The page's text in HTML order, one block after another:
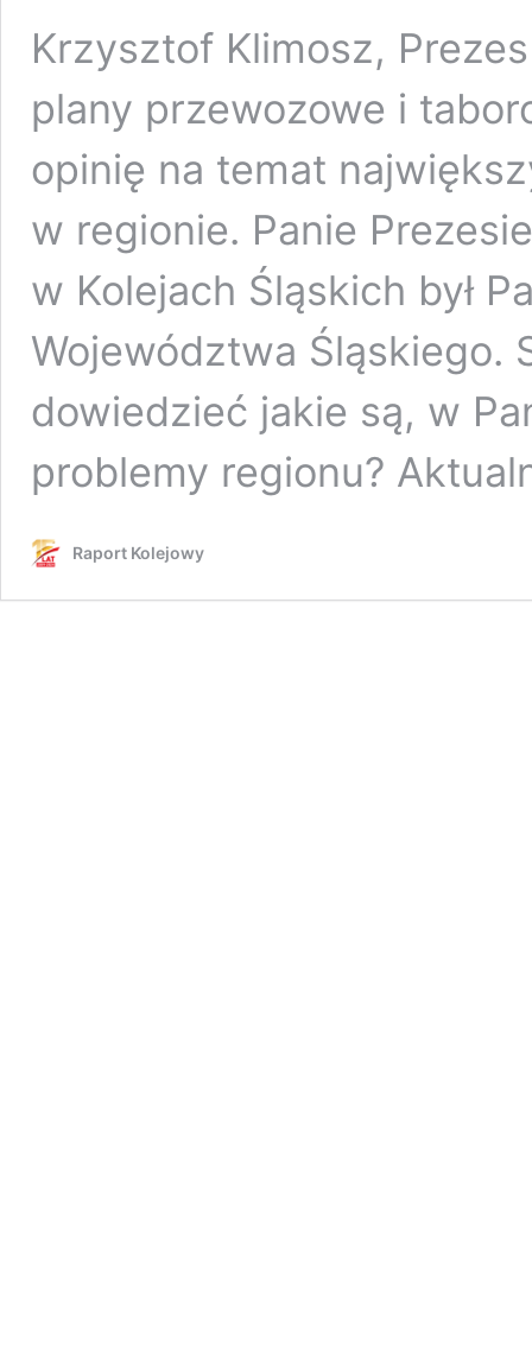
Krzysztof Klimosz,
plany przewozowe i
opinię na temat
w regionie. Panie
w Kolejach Śląskich był
Województwa Śląskiego.
dowiedzieć jakie są, w
problemy regionu?
Raport Kolejowy